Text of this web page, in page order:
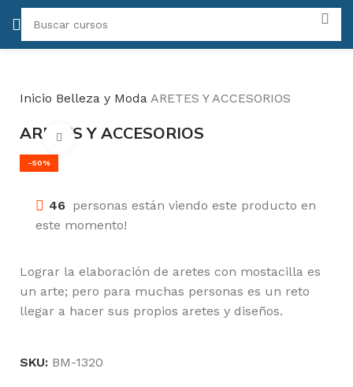
Inicio Belleza y Moda ARETES Y ACCESORIOS
ARETES Y ACCESORIOS
-50%
Click para agrandar
46 personas están viendo este producto en
este momento!
Lograr la elaboración de aretes con mostacilla es
un arte; pero para muchas personas es un reto
llegar a hacer sus propios aretes y diseños.
SKU: BM-1320